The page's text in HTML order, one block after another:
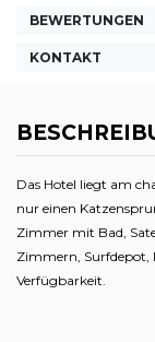
BEWERTUNGEN
KONTAKT
Das Hotel liegt am
nur einen
Zimmer mit Bad,
Zimmern,
Verfügbarkeit.